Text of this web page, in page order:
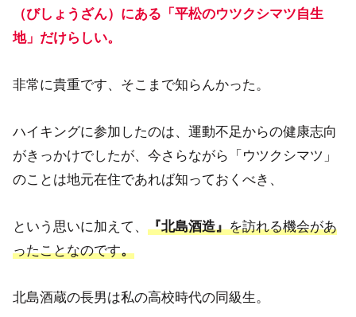
（びしょうざん）にある「平松のウツクシマツ自生
地」だけらしい。
非常に貴重です、そこまで知らんかった。
ハイキングに参加したのは、運動不足からの健康志向
がきっかけでしたが、今さらながら「ウツクシマツ」
のことは地元在住であれば知っておくべき、
という思いに加えて、 『北島酒造』を訪れる機会があ
ったことなのです。
北島酒蔵の長男は私の高校時代の同級生。